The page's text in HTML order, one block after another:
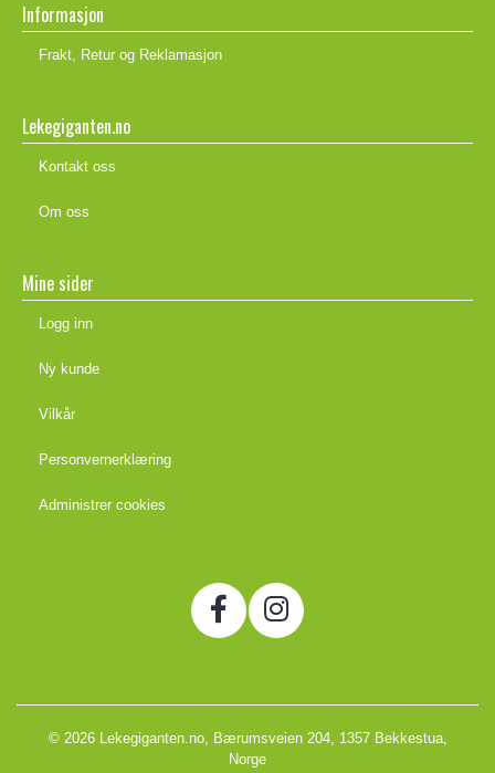
Informasjon
Frakt, Retur og Reklamasjon
Lekegiganten.no
Kontakt oss
Om oss
Mine sider
Logg inn
Ny kunde
Vilkår
Personvernerklæring
Administrer cookies
© 2026 Lekegiganten.no, Bærumsveien 204, 1357 Bekkestua,
Norge